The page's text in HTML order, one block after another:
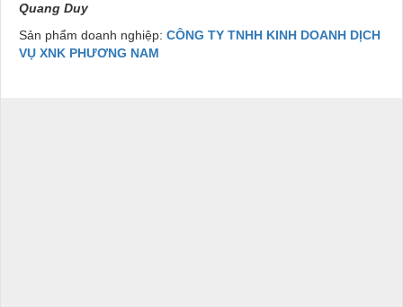
Quang Duy
Sản phẩm doanh nghiệp: CÔNG TY TNHH KINH DOANH DỊCH
VỤ XNK PHƯƠNG NAM